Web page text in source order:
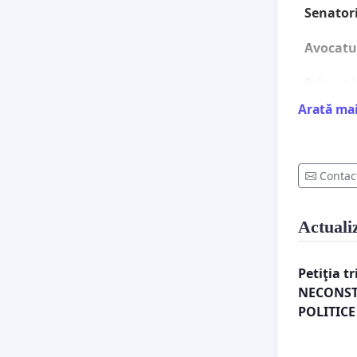
dreptul
în
Arată
Petiţia